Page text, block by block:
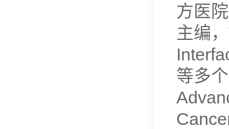
方医
主编
等多